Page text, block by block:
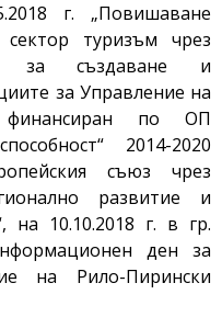
г. „Повишаване
туризъм чрез
за създаване и
за Управление на
финансиран по ОП
2014-2020
съюз чрез
развитие и
на 10.10.2018 г. в гр.
ден за
на Рило-Пирински